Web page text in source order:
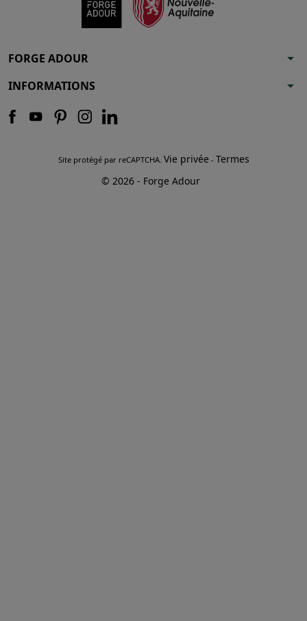
FORGE ADOUR arrow_drop_down
INFORMATIONS arrow_drop_down
Site protégé par reCAPTCHA. Vie privée - Termes
© 2026 - Forge Adour